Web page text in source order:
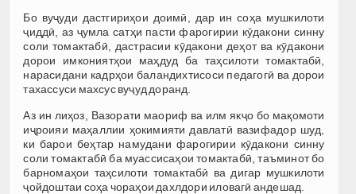
Бо вуҷуди дастгириҳои доимӣ, дар ин соҳа мушкилоти
ҷиддӣ, аз ҷумла сатҳи пасти фарогирии кӯдакони синну
соли томактабӣ, дастрасии кӯдакони деҳот ва кӯдакони
дорои имкониятҳои маҳдуд ба таҳсилоти томактабӣ,
нарасидани кадрҳои баландихтисоси педагогӣ ва дорои
тахассуси махсус вуҷуд доранд.
Аз ин лиҳоз, Вазорати маориф ва илм якҷо бо мақомоти
иҷроияи маҳаллии ҳокимияти давлатӣ вазифадор шуд,
ки барои беҳтар намудани фарогирии кӯдакони синну
соли томактабӣ ба муассисаҳои томактабӣ, таъминот бо
барномаҳои таҳсилоти томактабӣ ва дигар мушкилоти
ҷойдоштаи соҳа чораҳои дахлдори иловагӣ андешад.